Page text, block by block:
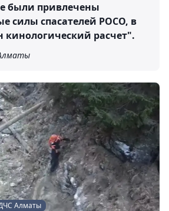
были привлечены
силы спасателей РОСО, в
кинологический расчет".
Алматы